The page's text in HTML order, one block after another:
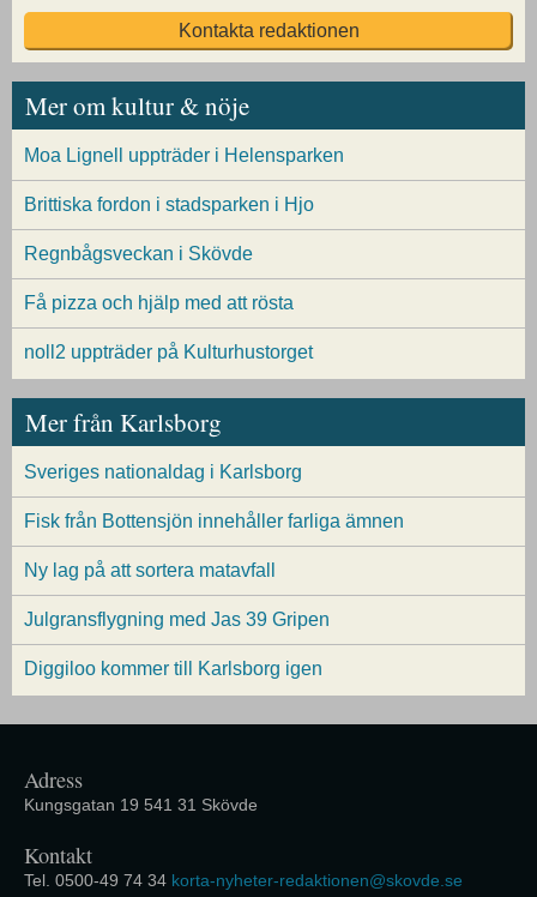
Kontakta redaktionen
Mer om kultur & nöje
Moa Lignell uppträder i Helensparken
Brittiska fordon i stadsparken i Hjo
Regnbågsveckan i Skövde
Få pizza och hjälp med att rösta
noll2 uppträder på Kulturhustorget
Mer från Karlsborg
Sveriges nationaldag i Karlsborg
Fisk från Bottensjön innehåller farliga ämnen
Ny lag på att sortera matavfall
Julgransflygning med Jas 39 Gripen
Diggiloo kommer till Karlsborg igen
Adress
Kungsgatan 19 541 31 Skövde
Kontakt
Tel. 0500-49 74 34 korta-nyheter-redaktionen@skovde.se